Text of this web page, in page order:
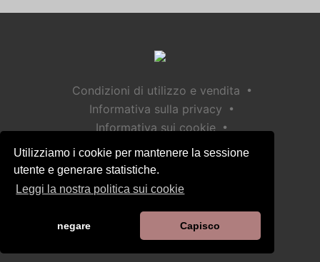
Utilizziamo i cookie per mantenere la sessione
utente e generare statistiche.
Leggi la nostra politica sui cookie
negare Capisco
Condizioni di utilizzo e vendita •
Informativa sulla privacy •
Informativa sui cookie •
Politica sulla sicurezza dei bambini
Aiuto / Contatto